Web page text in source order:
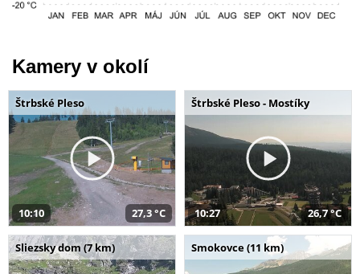
Kamery v okolí
Štrbské Pleso
10:10 27,3 °C
Štrbské Pleso - Mostíky
10:27 26,7 °C
Sliezsky dom (7 km) Smokovce (11 km)